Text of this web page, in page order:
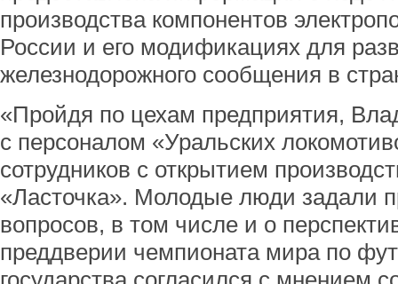
производства компонентов
России и его модификациях для
железнодорожного сообщения в
«Пройдя по цехам предприятия,
с персоналом «Уральских
сотрудников с открытием
«Ласточка». Молодые люди задали
вопросов, в том числе и о
преддверии чемпионата мира по